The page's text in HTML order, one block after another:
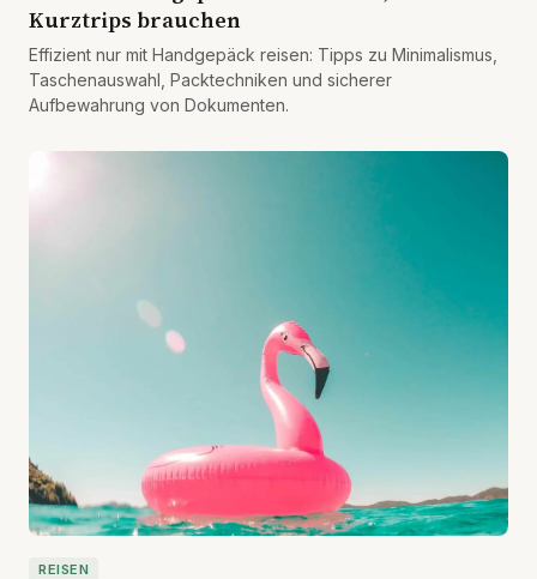
Kurztrips brauchen
Effizient nur mit Handgepäck reisen: Tipps zu Minimalismus,
Taschenauswahl, Packtechniken und sicherer
Aufbewahrung von Dokumenten.
REISEN